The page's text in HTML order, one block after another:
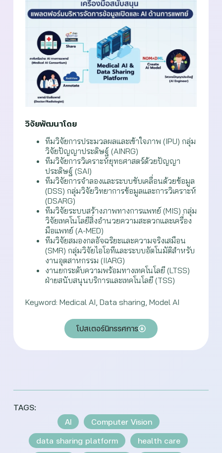
วิจัยพัฒนาโดย
ทีมวิจัยการประมวลผลและเข้าใจภาพ (IPU) กลุ่ม
วิจัยปัญญาประดิษฐ์ (AINRG)
ทีมวิจัยการวิเคราะห์ยุทธศาสตร์ด้วยปัญญา
ประดิษฐ์ (SAI)
ทีมวิจัยการจำลองและระบบขับเคลื่อนด้วยข้อมูล
(DSS) กลุ่มวิจัยวิทยาการข้อมูลและการวิเคราะห์
(DSARG)
ทีมวิจัยระบบสร้างภาพทางการแพทย์ (MIS) กลุ่ม
วิจัยเทคโนโลยีสิ่งอำนวยความสะดวกและเครื่อง
มือแพทย์ (A-MED)
ทีมวิจัยสมองกลอัจฉริยะและความจริงเสมือน
(SMR) กลุ่มวิจัยไอโอทีและระบบอัตโนมัติสำหรับ
งานอุตสาหกรรม (IIARG)
งานยกระดับความพร้อมทางเทคโนโลยี (LTSS)
ฝ่ายสนับสนุนบริการและเทคโนโลยี (TSS)
Keyword: Medical AI, Data sharing, Model AI
โปสเตอร์นิทรรศการ
TAGS:
AI
Computer Vision
data sharing platform
health care